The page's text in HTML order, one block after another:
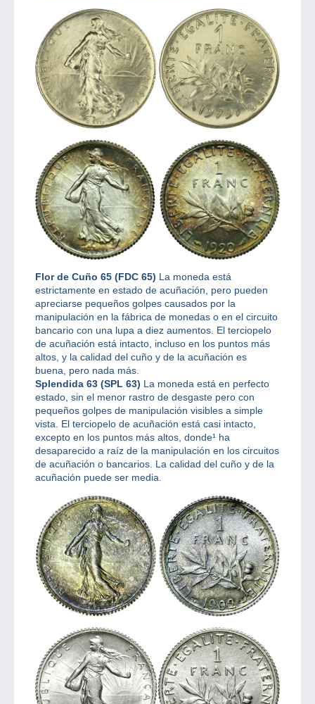
Flor de Cuño 65 (FDC 65) La moneda está
estrictamente en estado de acuñación, pero pueden
apreciarse pequeños golpes causados por la
manipulación en la fábrica de monedas o en el circuito
bancario con una lupa a diez aumentos. El terciopelo
de acuñación está intacto, incluso en los puntos más
altos, y la calidad del cuño y de la acuñación es
buena, pero nada más.
Splendida 63 (SPL 63) La moneda está en perfecto
estado, sin el menor rastro de desgaste pero con
pequeños golpes de manipulación visibles a simple
vista. El terciopelo de acuñación está casi intacto,
excepto en los puntos más altos, donde¹ ha
desaparecido a raíz de la manipulación en los circuitos
de acuñación o bancarios. La calidad del cuño y de la
acuñación puede ser media.